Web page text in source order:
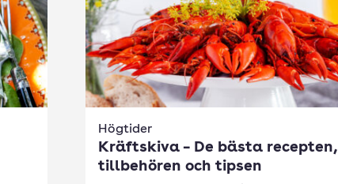
Högtider
Kräftskiva – De bästa recepten,
tillbehören och tipsen